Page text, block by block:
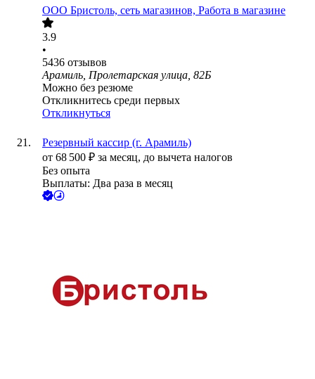
ООО Бристоль, сеть магазинов, Работа в магазине
3.9
•
5436 отзывов
Арамиль, Пролетарская улица, 82Б
Можно без резюме
Откликнитесь среди первых
Откликнуться
Резервный кассир (г. Арамиль)
от 68 500 ₽ за месяц, до вычета налогов
Без опыта
Выплаты: Два раза в месяц